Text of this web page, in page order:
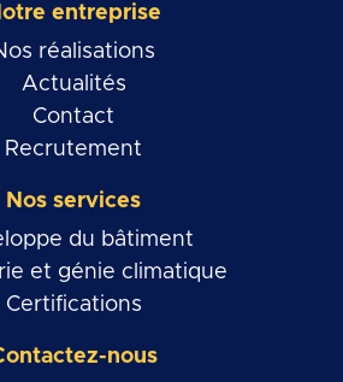
entreprise
réalisations
Actualités
Contact
Recrutement
Nos services
du bâtiment
et génie climatique
Certifications
nous